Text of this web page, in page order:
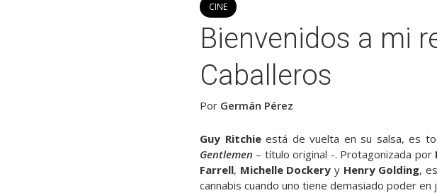
CINE
Bienvenidos a mi
Caballeros
Por Germán Pérez
Guy Ritchieestá de vuelta en su salsa, es
Gentlemen – título original -. Protagonizada por
Farrell, Michelle Dockery y Henry Golding,
cannabis cuando uno tiene demasiado poder en